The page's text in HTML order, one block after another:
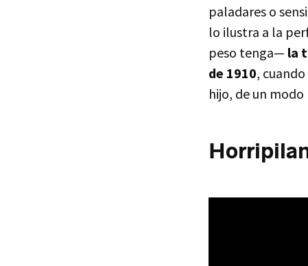
paladares o
lo ilustra a la
peso tenga— la
de 1910,
hijo, de un